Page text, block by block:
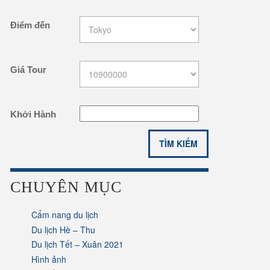
Điểm đến
Giá Tour
Khởi Hành
CHUYÊN MỤC
Cẩm nang du lịch
Du lịch Hè – Thu
Du lịch Tết – Xuân 2021
Hình ảnh